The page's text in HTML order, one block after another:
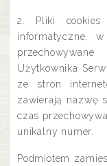
PLAN
O NAS
2. Pliki cookies
informatyczne,
Użytkownika
ze stron
zawierają nazwę
czas
unikalny numer.
Podmiotem